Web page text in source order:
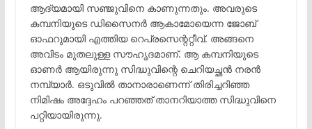
ആദ്യമായി സഞ്ജുവിനെ കാണുന്നതും. അവരുടെ
കമ്പനിയുടെ ഡിസൈനർ ആകാമോയെന്ന ജോബ്
ഓഫറുമായി എത്തിയ റെപ്രസെന്ററ്റീവ്. അങ്ങനെ
അവിടം മുതലുള്ള സൗഹൃദമാണ്. ആ കമ്പനിയുടെ
ഓണർ ആയിരുന്നു സിദ്ധുവിന്റെ ചെറിയച്ഛൻ നരൻ
നമ്പ്യാർ. ഒടുവിൽ താനാരാണെന്ന് തിരിച്ചറിഞ്ഞ
നിമിഷം അദ്ദേഹം പറഞ്ഞത് താനറിയാത്ത സിദ്ധുവിനെ
പറ്റിയായിരുന്നു.